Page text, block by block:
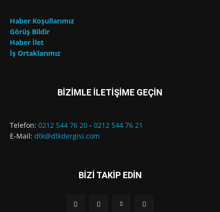
Haber Koşullarımız
Görüş Bildir
Haber İlet
İş Ortaklarımız
BİZİMLE İLETİŞİME GEÇİN
Telefon: 0212 544 76 20 - 0212 544 76 21
E-Mail: dtk@dtkdergisi.com
BİZİ TAKİP EDİN